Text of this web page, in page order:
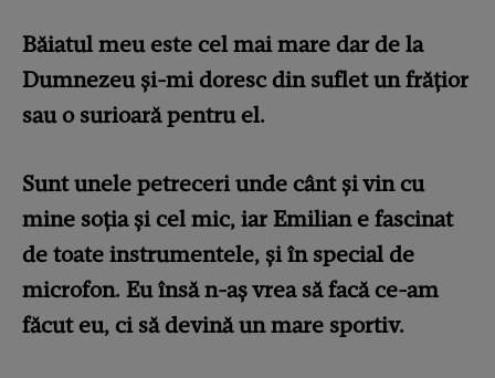
Băiatul meu este cel mai mare dar de la
Dumnezeu şi-mi doresc din suflet un frăţior
sau o surioară pentru el.
Sunt unele petreceri unde cânt şi vin cu
mine soţia şi cel mic, iar Emilian e fascinat
de toate instrumentele, şi în special de
microfon. Eu însă n-aş vrea să facă ce-am
făcut eu, ci să devină un mare sportiv.